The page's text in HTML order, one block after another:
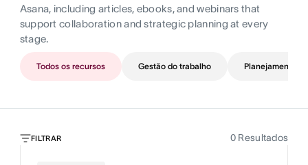
Asana, including articles, ebooks, and webinars that
support collaboration and strategic planning at every
stage.
Todos os recursos Gestão do trabalho Planejamento
FILTRAR 0 Resultados